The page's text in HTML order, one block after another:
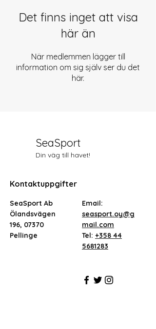
Det finns inget att visa
här än
När medlemmen lägger till
information om sig själv ser du det
här.
SeaSport
Din väg till havet!
Kontaktuppgifter
SeaSport Ab
Ölandsvägen
196, 07370
Pellinge
Email:
seasport.oy@g
mail.com
Tel: +358 44
5681283